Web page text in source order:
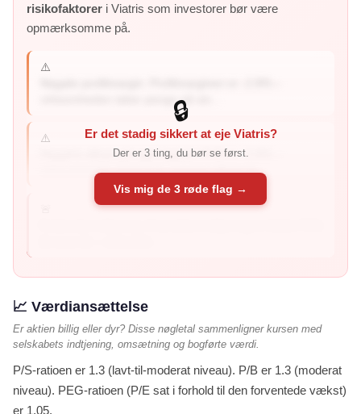
risikofaktorer i Viatris som investorer bør være
opmærksomme på.
⚠️
virksomheden taber penge på sin...
⚠️
Negativt afkast på egenkapital: ROE er -2.8% –
virksomheden genererer negativt afkast til...
🔒
Er det stadig sikkert at eje Viatris?
Der er 3 ting, du bør se først.
Vis mig de 3 røde flag →
📈 Værdiansættelse
Er aktien billig eller dyr? Disse nøgletal sammenligner kursen med
selskabets indtjening, omsætning og bogførte værdi.
P/S-ratioen er 1.3 (lavt-til-moderat niveau). P/B er 1.3 (moderat
niveau). PEG-ratioen (P/E sat i forhold til den forventede vækst)
er 1.05.